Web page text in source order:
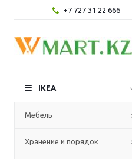
+7 727 31 22 666
IKEA
Мебель
Хранение и порядок